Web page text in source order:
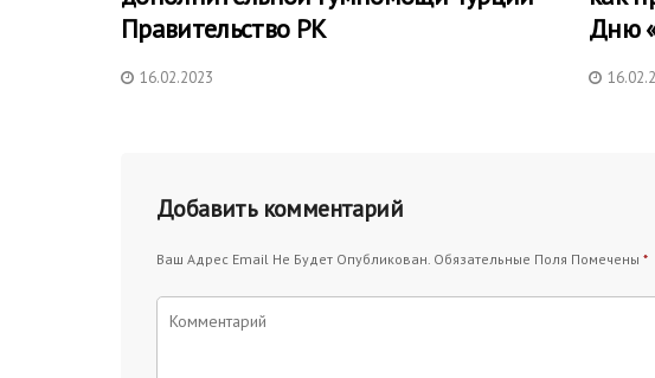
Правительство РК
16.02.2023
Дню
Добавить комментарий
Ваш Адрес Email Не Будет Опубликован. Обязательные Поля Помечены *